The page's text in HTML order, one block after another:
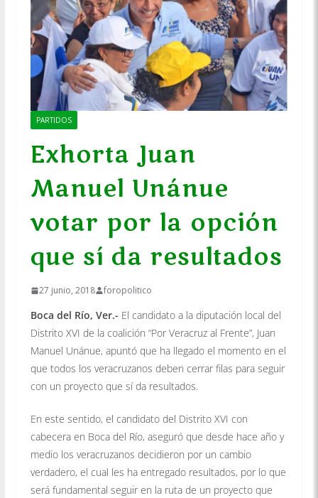
PARTIDOS
Exhorta Juan
Manuel Unánue
votar por la opción
que sí da resultados
27 junio, 2018 foropolitico
Boca del Río, Ver.- El candidato a la diputación local del
Distrito XVI de la coalición “Por Veracruz al Frente”, Juan
Manuel Unánue, apuntó que ha llegado el momento en el
que todos los veracruzanos deben cerrar filas para seguir
con un proyecto que sí da resultados.
En este sentido, el candidato del Distrito XVI con
cabecera en Boca del Río, aseguró que desde hace año y
medio los veracruzanos decidieron por un cambio
verdadero, el cual les ha entregado resultados, por lo que
será fundamental seguir en la ruta de un proyecto que